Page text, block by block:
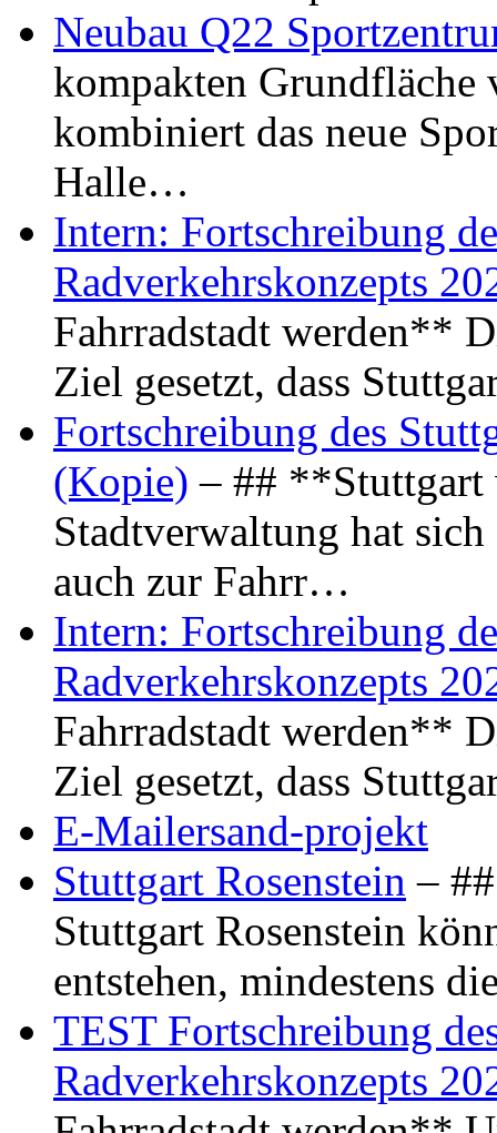
Neubau Q22
kompakten Grundfläche
kombiniert das neue
Halle…
Intern: Fortschreibung
Radverkehrskonzepts
Fahrradstadt werden**
Ziel gesetzt, dass
Fortschreibung des
(Kopie) – ## **Stuttgart
Stadtverwaltung hat
auch zur Fahrr…
Intern: Fortschreibung
Radverkehrskonzepts
Fahrradstadt werden**
Ziel gesetzt, dass
E-Mailersand-projekt
Stuttgart Rosenstein –
Stuttgart Rosenstein
entstehen, mindestens
TEST Fortschreibung
Radverkehrskonzepts